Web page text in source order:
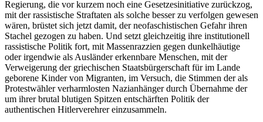
Regierung, die vor kurzem noch eine Gesetzesinitiative zurückzog,
mit der rassistische Straftaten als solche besser zu verfolgen gewesen
wären, brüstet sich jetzt damit, der neofaschistischen Gefahr ihren
Stachel gezogen zu haben. Und setzt gleichzeitig ihre institutionell
rassistische Politik fort, mit Massenrazzien gegen dunkelhäutige
oder irgendwie als Ausländer erkennbare Menschen, mit der
Verweigerung der griechischen Staatsbürgerschaft für im Lande
geborene Kinder von Migranten, im Versuch, die Stimmen der als
Protestwähler verharmlosten Nazianhänger durch Übernahme der
um ihrer brutal blutigen Spitzen entschärften Politik der
authentischen Hitlerverehrer einzusammeln.